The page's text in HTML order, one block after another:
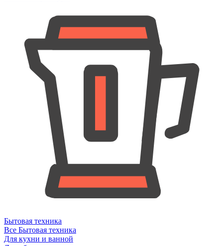
Бытовая техника
Все Бытовая техника
Для кухни и ванной